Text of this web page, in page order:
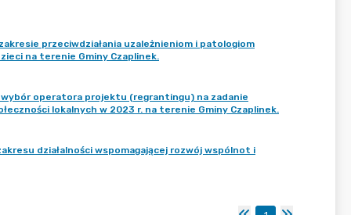
przeciwdziałania uzależnieniom i patologiom
na terenie Gminy Czaplinek.
operatora projektu (regrantingu) na zadanie
lokalnych w 2023 r. na terenie Gminy Czaplinek.
działalności wspomagającej rozwój wspólnot i